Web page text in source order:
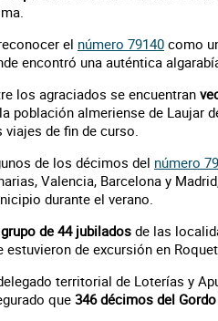
el número 79140 como
encontró una auténtica
los agraciados se encuentran
población almeriense de Laujar
viajes de fin de curso.
de los décimos del número
Valencia, Barcelona y
durante el verano.
de 44 jubilados de las
estuvieron de excursión en
territorial de Loterías y
que 346 décimos del